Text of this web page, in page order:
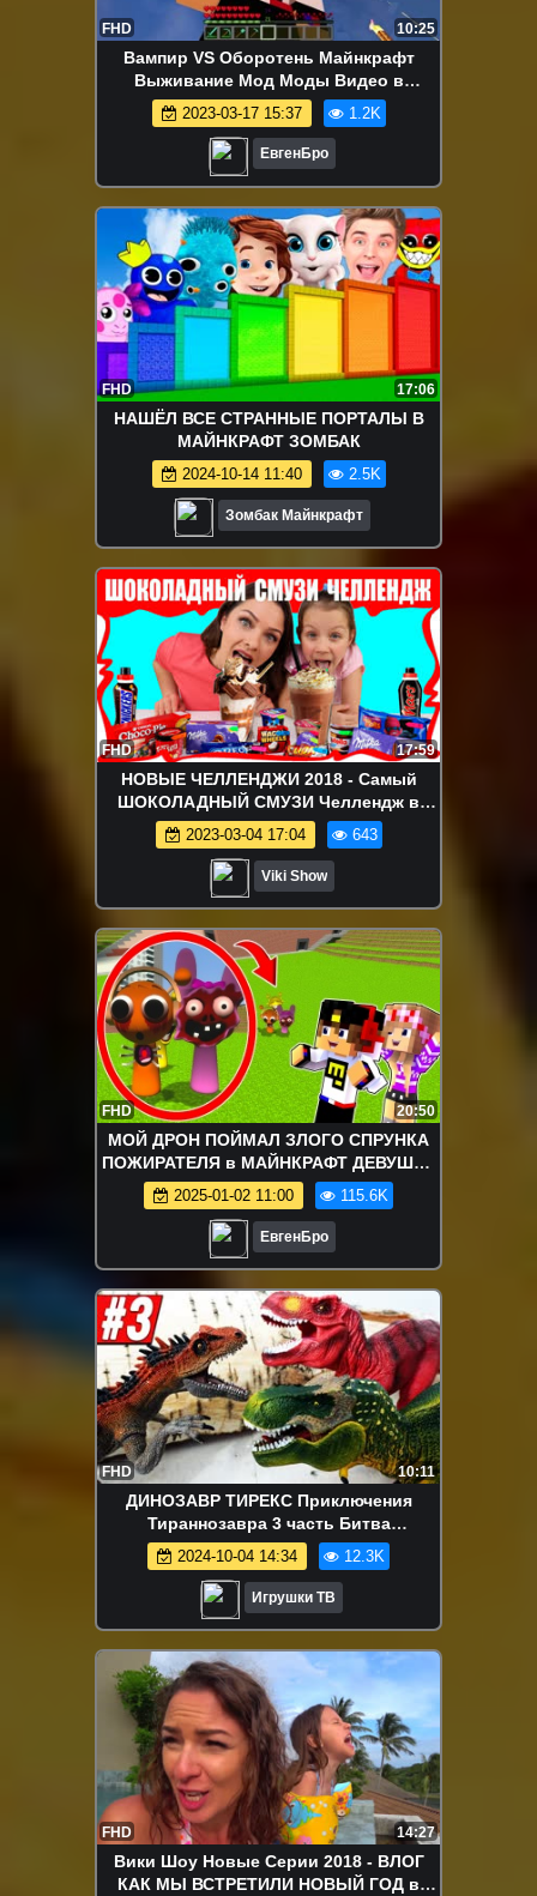
FHD 10:25
Вампир VS Оборотень Майнкрафт
Выживание Мод Моды Видео в
Майнкрафте Хоррор Карты
2023-03-17 15:37 1.2K
ЕвгенБро
FHD 17:06
НАШЁЛ ВСЕ СТРАННЫЕ ПОРТАЛЫ В
МАЙНКРАФТ ЗОМБАК
2024-10-14 11:40 2.5K
Зомбак Майнкрафт
FHD 17:59
НОВЫЕ ЧЕЛЛЕНДЖИ 2018 - Самый
ШОКОЛАДНЫЙ СМУЗИ Челлендж в
Мире ОООчень ВКУСНО / Вики Шоу
2023-03-04 17:04 643
Viki Show
FHD 20:50
МОЙ ДРОН ПОЙМАЛ ЗЛОГО СПРУНКА
ПОЖИРАТЕЛЯ в МАЙНКРАФТ ДЕВУШКА
НУБ ВИДЕО ТРОЛЛИНГ MINECRAFT
2025-01-02 11:00 115.6K
ЕвгенБро
FHD 10:11
ДИНОЗАВР ТИРЕКС Приключения
Тираннозавра 3 часть Битва
Динозавров Мультфильм на русском
Игрушки ТВ
2024-10-04 14:34 12.3K
Игрушки ТВ
FHD 14:27
Вики Шоу Новые Серии 2018 - ВЛОГ
КАК МЫ ВСТРЕТИЛИ НОВЫЙ ГОД в